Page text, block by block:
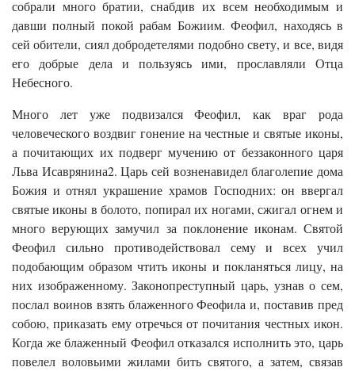
собрали много братии, снабдив их всем необходимым и
давши полный покой рабам Божиим. Феофил, находясь в
сей обители, сиял добродетелями подобно свету, и все, видя
его добрые дела и пользуясь ими, прославляли Отца
Небесного.
Много лет уже подвизался Феофил, как враг рода
человеческого воздвиг гонение на честные и святые иконы,
а почитающих их подверг мучению от беззаконного царя
Льва Исаврянина2. Царь сей возненавидел благолепие дома
Божия и отнял украшение храмов Господних: он ввергал
святые иконы в болото, попирал их ногами, сжигал огнем и
много верующих замучил за поклонение иконам. Святой
Феофил сильно противодействовал сему и всех учил
подобающим образом чтить иконы и покланяться лицу, на
них изображенному. Законопреступный царь, узнав о сем,
послал воинов взять блаженного Феофила и, поставив пред
собою, приказать ему отречься от почитания честных икон.
Когда же блаженный Феофил отказался исполнить это, царь
повелел воловьими жилами бить святого, а затем, связав